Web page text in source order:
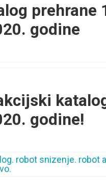
prehrane
godine
godine!